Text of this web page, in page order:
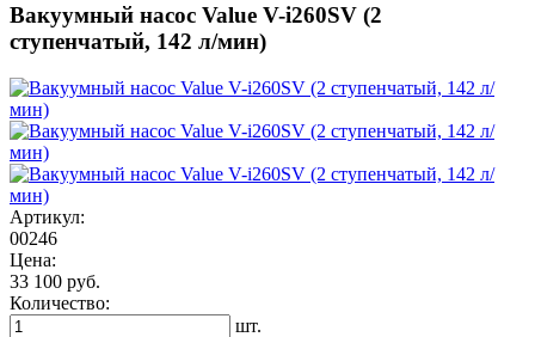
Вакуумный насос Value V-i260SV (2
ступенчатый, 142 л/мин)
Артикул:
00246
Цена:
33 100 руб.
Количество:
шт.